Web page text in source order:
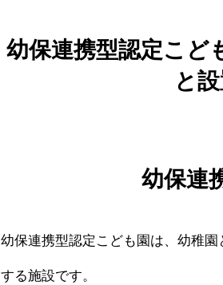
幼保連携型認定こど
と
幼保連
幼保連携型認定こども園は、幼稚
する施設です。